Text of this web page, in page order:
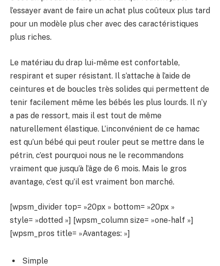
l’essayer avant de faire un achat plus coûteux plus tard
pour un modèle plus cher avec des caractéristiques
plus riches.
Le matériau du drap lui-même est confortable,
respirant et super résistant. Il s’attache à l’aide de
ceintures et de boucles très solides qui permettent de
tenir facilement même les bébés les plus lourds. Il n’y
a pas de ressort, mais il est tout de même
naturellement élastique. L’inconvénient de ce hamac
est qu’un bébé qui peut rouler peut se mettre dans le
pétrin, c’est pourquoi nous ne le recommandons
vraiment que jusqu’à l’âge de 6 mois. Mais le gros
avantage, c’est qu’il est vraiment bon marché.
[wpsm_divider top= »20px » bottom= »20px »
style= »dotted »] [wpsm_column size= »one-half »]
[wpsm_pros title= »Avantages: »]
Simple